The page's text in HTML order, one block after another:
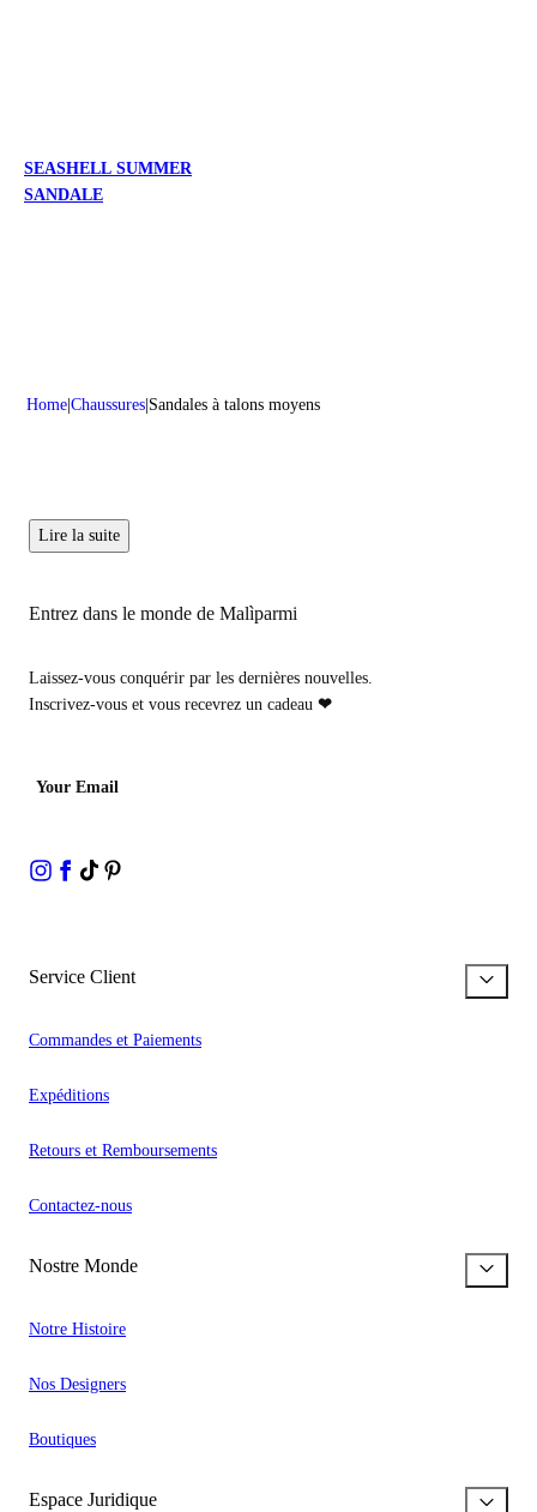
SEASHELL SUMMER
SANDALE
Home Chaussures Sandales à talons moyens
Lire la suite
Entrez dans le monde de Malìparmi
Laissez-vous conquérir par les dernières nouvelles.
Inscrivez-vous et vous recevrez un cadeau ❤
Your Email
Service Client
Commandes et Paiements
Expéditions
Retours et Remboursements
Contactez-nous
Nostre Monde
Notre Histoire
Nos Designers
Boutiques
Espace Juridique